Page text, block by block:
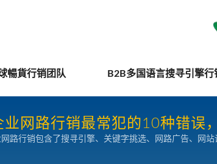
暢貨行销团队 B2B多国语言搜寻引擎行
业网路行销最常犯的10种错误
路行销包含了搜寻引擎、关键字挑选、网路广告、网